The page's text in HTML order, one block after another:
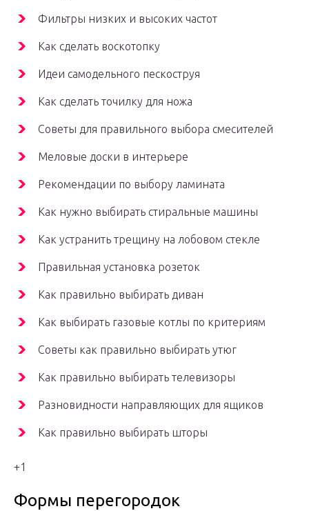
Фильтры низких и высоких частот
Как сделать воскотопку
Идеи самодельного пескоструя
Как сделать точилку для ножа
Советы для правильного выбора смесителей
Меловые доски в интерьере
Рекомендации по выбору ламината
Как нужно выбирать стиральные машины
Как устранить трещину на лобовом стекле
Правильная установка розеток
Как правильно выбирать диван
Как выбирать газовые котлы по критериям
Советы как правильно выбирать утюг
Как правильно выбирать телевизоры
Разновидности направляющих для ящиков
Как правильно выбирать шторы
+1
Формы перегородок